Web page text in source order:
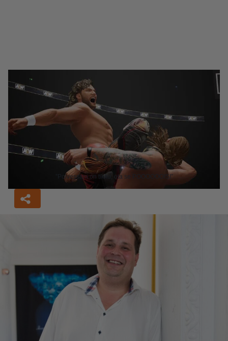
”Polvessani on tikku, ota se POOOOOOIS!”